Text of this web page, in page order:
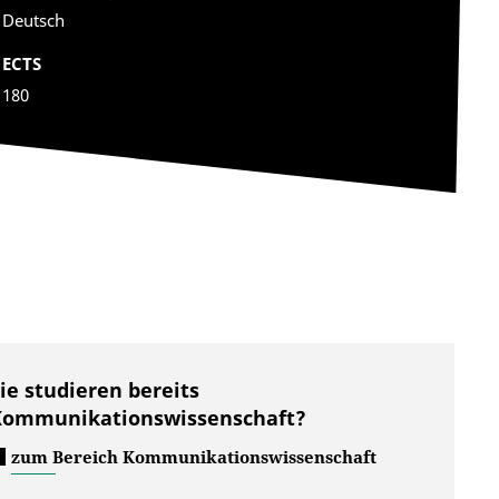
Deutsch
ECTS
180
studieren bereits
zum Bereich Kommunikationswissenschaft